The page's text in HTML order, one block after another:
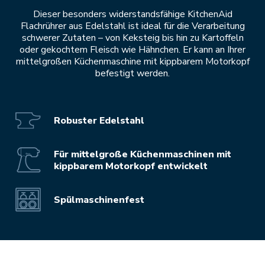
Dieser besonders widerstandsfähige KitchenAid
Flachrührer aus Edelstahl ist ideal für die Verarbeitung
schwerer Zutaten – von Keksteig bis hin zu Kartoffeln
oder gekochtem Fleisch wie Hähnchen. Er kann an Ihrer
mittelgroßen Küchenmaschine mit kippbarem Motorkopf
befestigt werden.
Robuster Edelstahl
Für mittelgroße Küchenmaschinen mit
kippbarem Motorkopf entwickelt
Spülmaschinenfest